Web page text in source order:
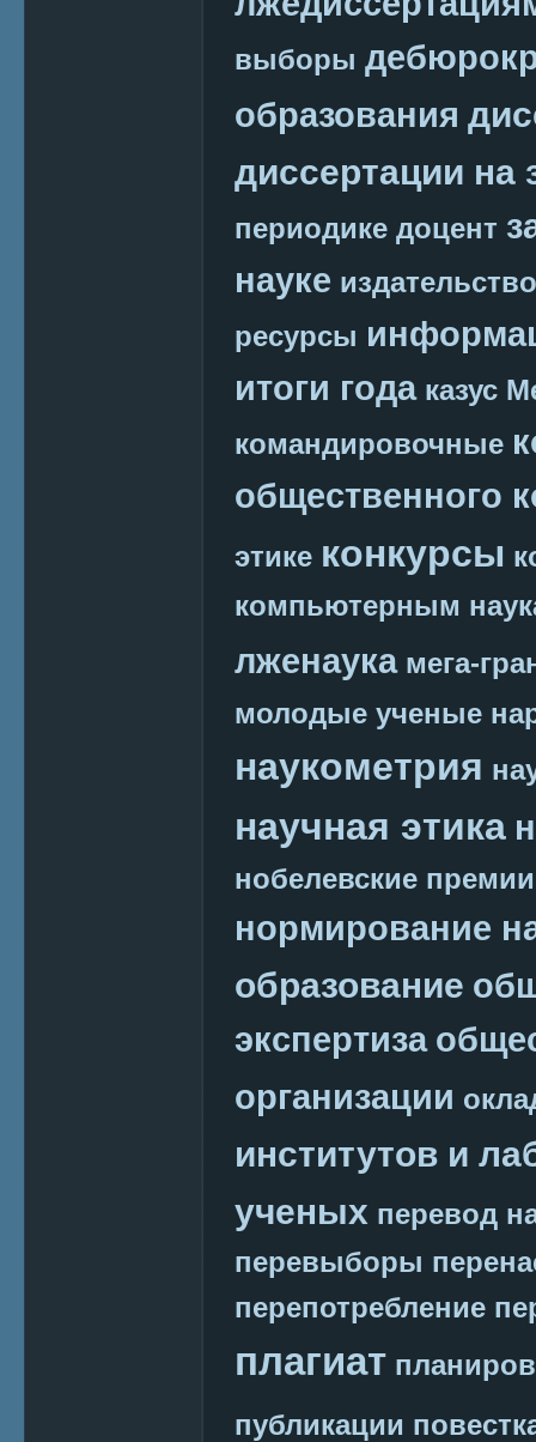
выборы
образования
диссертации на
периодике доцент
науке издательство
ресурсы
итоги года казус
командировочные
общественного
этике конкурсы
компьютерным
лженаука мега-
молодые ученые
наукометрия
научная этика
нобелевские премии
нормирование
образование
экспертиза
организации
институтов и
ученых перевод
перевыборы
перепотребление
плагиат
публикации